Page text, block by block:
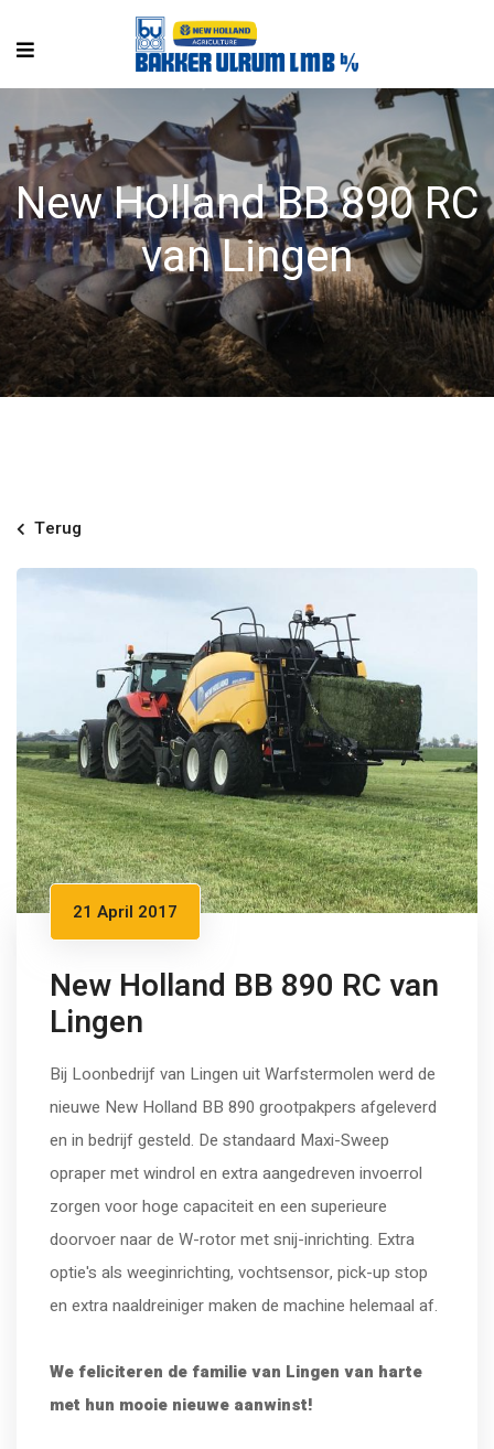
New Holland BB 890 RC
van Lingen
Terug
21 April 2017
New Holland BB 890 RC van
Lingen
Bij Loonbedrijf van Lingen uit Warfstermolen werd de
nieuwe New Holland BB 890 grootpakpers afgeleverd
en in bedrijf gesteld. De standaard Maxi-Sweep
opraper met windrol en extra aangedreven invoerrol
zorgen voor hoge capaciteit en een superieure
doorvoer naar de W-rotor met snij-inrichting. Extra
optie's als weeginrichting, vochtsensor, pick-up stop
en extra naaldreiniger maken de machine helemaal af.
We feliciteren de familie van Lingen van harte
met hun mooie nieuwe aanwinst!